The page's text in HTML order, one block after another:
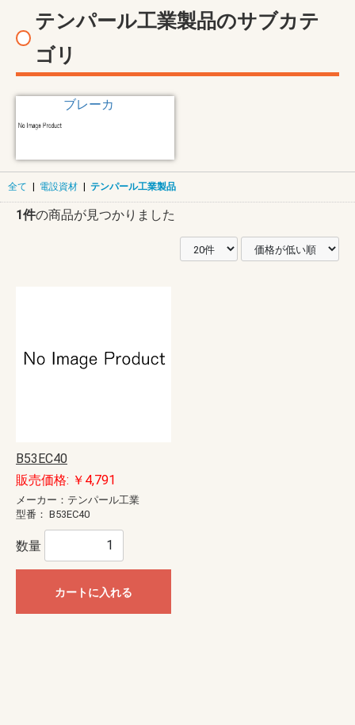
テンパール工業製品のサブカテ
ゴリ
ブレーカ
全て | 電設資材 | テンパール工業製品
1件の商品が見つかりました
B53EC40
販売価格: ￥4,791
メーカー：テンパール工業
型番： B53EC40
数量
カートに入れる